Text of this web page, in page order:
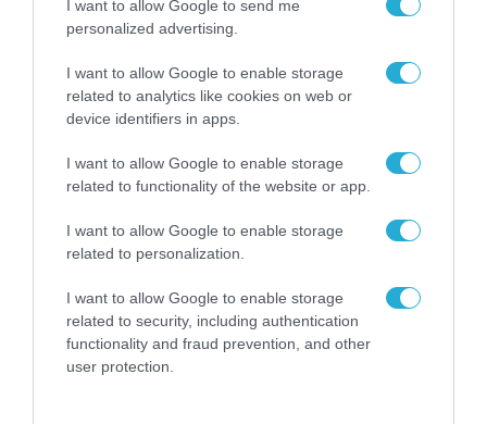
I want to allow Google to send me
personalized advertising.
I want to allow Google to enable storage
related to analytics like cookies on web or
device identifiers in apps.
I want to allow Google to enable storage
related to functionality of the website or app.
I want to allow Google to enable storage
related to personalization.
I want to allow Google to enable storage
related to security, including authentication
functionality and fraud prevention, and other
user protection.
Η ανακοίνωση του Πανελλήνιου Σωματείου
Πυροσβεστών για την δημοσιογράφο του OPEN
που γέλασε στη φωτιά